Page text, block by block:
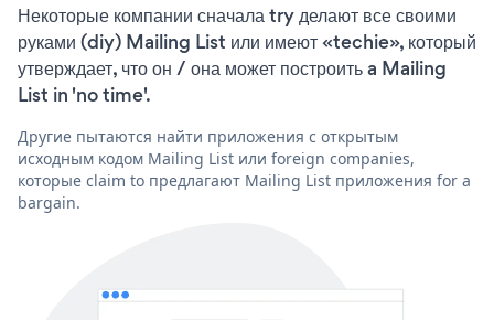
Некоторые компании сначала try делают все своими
руками (diy) Mailing List или имеют «techie», который
утверждает, что он / она может построить a Mailing
List in 'no time'.
Другие пытаются найти приложения с открытым
исходным кодом Mailing List или foreign companies,
которые claim to предлагают Mailing List приложения for a
bargain.